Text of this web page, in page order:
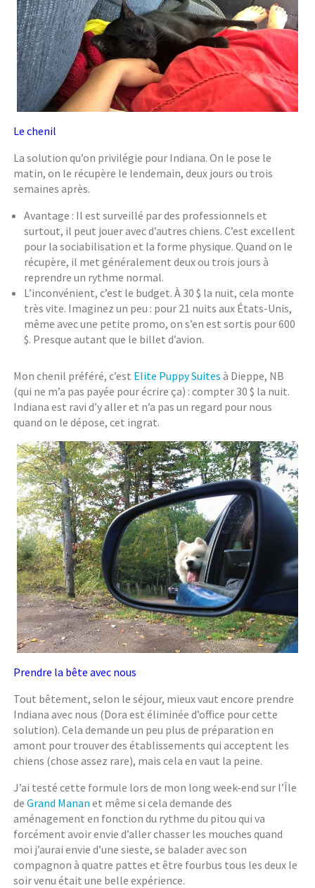
Le chenil
La solution qu’on privilégie pour Indiana. On le pose le
matin, on le récupère le lendemain, deux jours ou trois
semaines après.
Avantage : Il est surveillé par des professionnels et
surtout, il peut jouer avec d’autres chiens. C’est excellent
pour la sociabilisation et la forme physique. Quand on le
récupère, il met généralement deux ou trois jours à
reprendre un rythme normal.
L’inconvénient, c’est le budget. À 30 $ la nuit, cela monte
très vite. Imaginez un peu : pour 21 nuits aux États-Unis,
même avec une petite promo, on s’en est sortis pour 600
$. Presque autant que le billet d’avion.
Mon chenil préféré, c’est Elite Puppy Suites à Dieppe, NB
(qui ne m’a pas payée pour écrire ça) : compter 30 $ la nuit.
Indiana est ravi d’y aller et n’a pas un regard pour nous
quand on le dépose, cet ingrat.
Prendre la bête avec nous
Tout bêtement, selon le séjour, mieux vaut encore prendre
Indiana avec nous (Dora est éliminée d’office pour cette
solution). Cela demande un peu plus de préparation en
amont pour trouver des établissements qui acceptent les
chiens (chose assez rare), mais cela en vaut la peine.
J’ai testé cette formule lors de mon long week-end sur l’Île
deGrand Manan et même si cela demande des
aménagement en fonction du rythme du pitou qui va
forcément avoir envie d’aller chasser les mouches quand
moi j’aurai envie d’une sieste, se balader avec son
compagnon à quatre pattes et être fourbus tous les deux le
soir venu était une belle expérience.